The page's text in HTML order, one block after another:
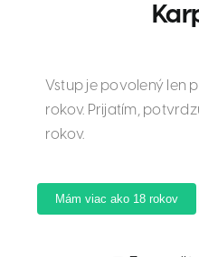
Vstup je povolený len
rokov. Prijatím,
rokov.
Mám viac ako 18 rokov